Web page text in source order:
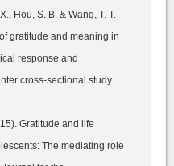
Hou, S. B. & Wang, T. T.
gratitude and meaning in
response and
cross-sectional study.
Gratitude and life
The mediating role